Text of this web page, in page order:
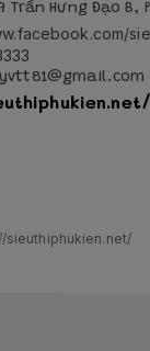
Trần Hưng Đạo B,
sieuthiphukien.net/